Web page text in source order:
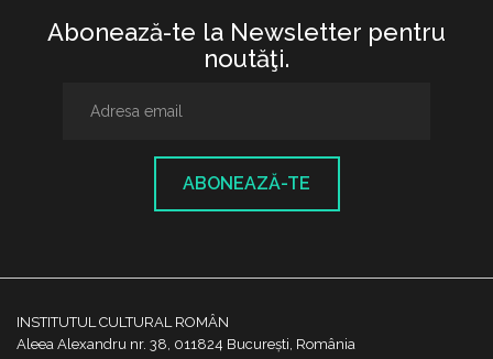
Abonează-te la Newsletter pentru
noutăţi.
ABONEAZĂ-TE
INSTITUTUL CULTURAL ROMÂN
Aleea Alexandru nr. 38, 011824 București, România